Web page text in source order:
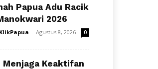
Papua Adu Racik
2026
- Agustus 8, 2026 0
Menjaga Keaktifan